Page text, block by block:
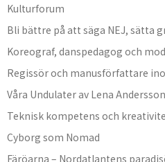
Kulturforum
Bli bättre på att säga NEJ, sätta
Koreograf, danspedagog och
Regissör och manusförfattare
Våra Undulater av Lena Andersson
Teknisk kompetens och
Cyborg som Nomad
Färöarna – Nordatlantens